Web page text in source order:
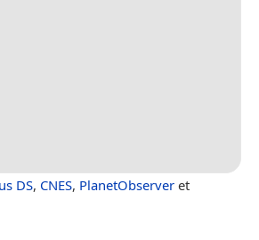
DS, CNES, PlanetObserver et